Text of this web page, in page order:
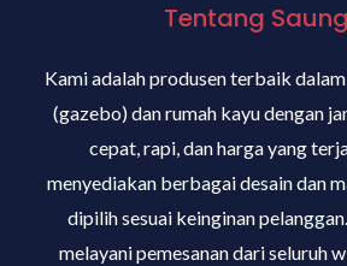
Tentang
Kami adalah produsen terbaik
(gazebo) dan rumah kayu dengan
cepat, rapi, dan harga yang
menyediakan berbagai desain dan
dipilih sesuai keinginan
melayani pemesanan dari seluruh